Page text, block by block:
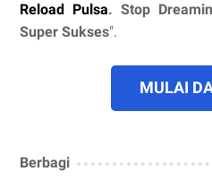
Reload Pulsa. Stop
Super Sukses".
MULAI
Berbagi